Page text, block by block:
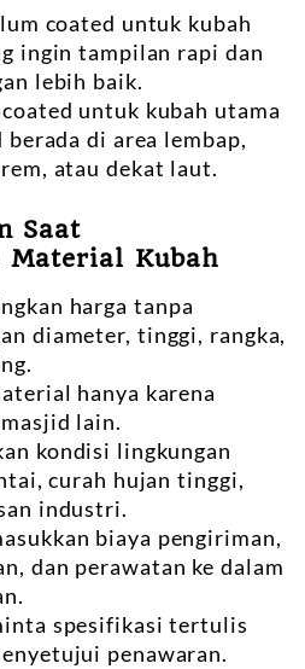
coated untuk kubah
ingin tampilan rapi dan
lebih baik.
untuk kubah utama
di area lembap,
atau dekat laut.
Saat
Material Kubah
harga tanpa
diameter, tinggi, rangka,
hanya karena
lain.
kondisi lingkungan
curah hujan tinggi,
industri.
biaya pengiriman,
dan perawatan ke dalam
spesifikasi tertulis
penawaran.